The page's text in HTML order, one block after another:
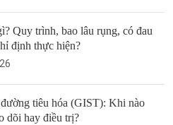
Quy trình, bao lâu rụng, có đau
định thực hiện?
tiêu hóa (GIST): Khi nào
dõi hay điều trị?